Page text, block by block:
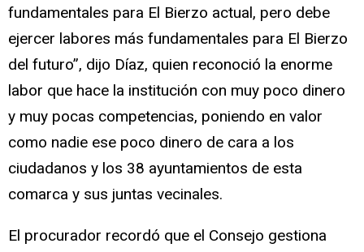
fundamentales para El Bierzo actual, pero debe
ejercer labores más fundamentales para El Bierzo
del futuro”, dijo Díaz, quien reconoció la enorme
labor que hace la institución con muy poco dinero
y muy pocas competencias, poniendo en valor
como nadie ese poco dinero de cara a los
ciudadanos y los 38 ayuntamientos de esta
comarca y sus juntas vecinales.
El procurador recordó que el Consejo gestiona